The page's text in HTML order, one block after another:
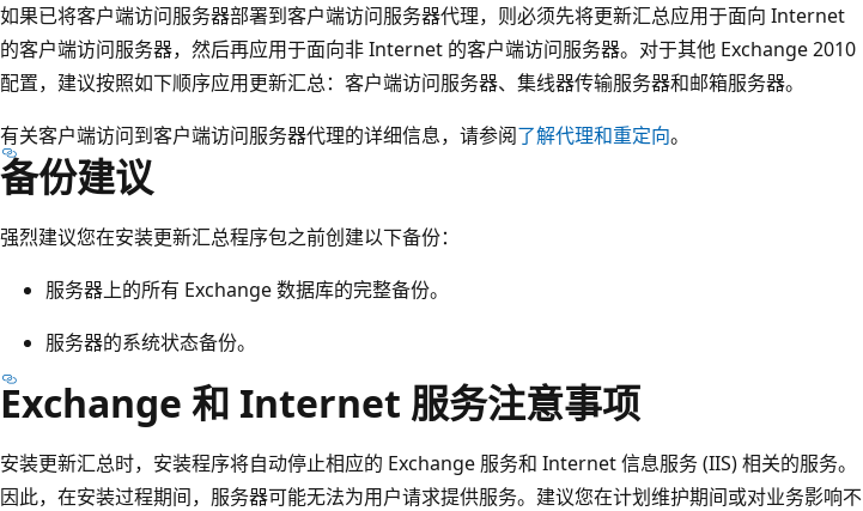
如果已将客户端访问服务器部署到客户端访问服务器代理，则必须先将更新汇总应用于面向 Internet
的客户端访问服务器，然后再应用于面向非 Internet 的客户端访问服务器。对于其他 Exchange 2010
配置，建议按照如下顺序应用更新汇总：客户端访问服务器、集线器传输服务器和邮箱服务器。
有关客户端访问到客户端访问服务器代理的详细信息，请参阅了解代理和重定向。
备份建议
强烈建议您在安装更新汇总程序包之前创建以下备份：
服务器上的所有 Exchange 数据库的完整备份。
服务器的系统状态备份。
Exchange 和 Internet 服务注意事项
安装更新汇总时，安装程序将自动停止相应的 Exchange 服务和 Internet 信息服务 (IIS) 相关的服务。
因此，在安装过程期间，服务器可能无法为用户请求提供服务。建议您在计划维护期间或对业务影响不